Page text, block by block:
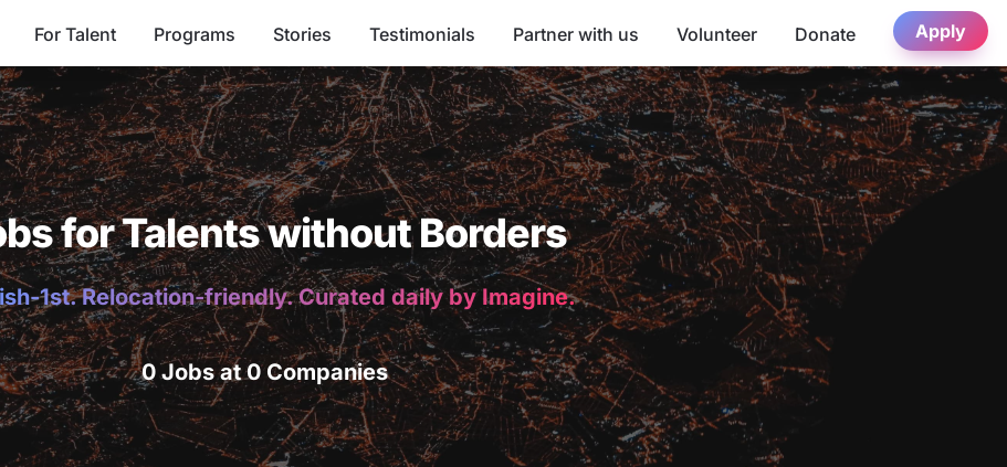
For Talent Programs Stories Testimonials Partner with us Volunteer Donate Apply
for Talents without Borders
1st. Relocation-friendly. Curated daily by Imagine.
0 Jobs at 0 Companies